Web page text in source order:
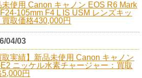
未使用 Canon キャノン EOS R6 Mark
105mm F4 L IS USM レンズキッ
買取価格430,000円
04/03
取実績】新品未使用 Canon キャノン
ニッケル水素チャージャー：買取
円